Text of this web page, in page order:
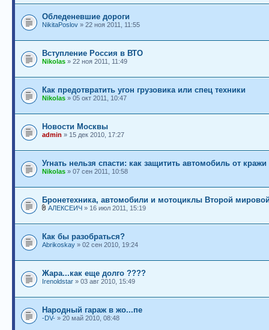
Обледеневшие дороги
NikitaPoslov » 22 ноя 2011, 11:55
Вступление Россия в ВТО
Nikolas » 22 ноя 2011, 11:49
Как предотвратить угон грузовика или спец техники
Nikolas » 05 окт 2011, 10:47
Новости Москвы
admin » 15 дек 2010, 17:27
Угнать нельзя спасти: как защитить автомобиль от кражи
Nikolas » 07 сен 2011, 10:58
Бронетехника, автомобили и мотоциклы Второй
АЛЕКСЕИЧ » 16 июл 2011, 15:19
Как бы разобраться?
Abrikoskay » 02 сен 2010, 19:24
Жара...как еще долго ????
Irenoldstar » 03 авг 2010, 15:49
Народный гараж в жо...пе
-DV- » 20 май 2010, 08:48